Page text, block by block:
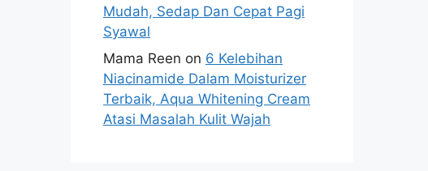
Mudah, Sedap Dan Cepat Pagi
Syawal
Mama Reen on 6 Kelebihan
Niacinamide Dalam Moisturizer
Terbaik, Aqua Whitening Cream
Atasi Masalah Kulit Wajah